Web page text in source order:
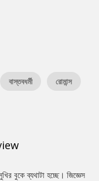
বাস্তবধর্মী রোমান্স
বুকে ব্যথাটা হচ্ছে। জিজ্ঞেস